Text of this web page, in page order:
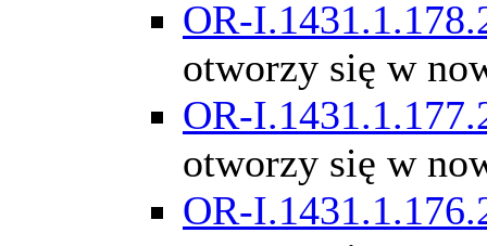
OR-
otworzy się w
OR-
otworzy się w
OR-